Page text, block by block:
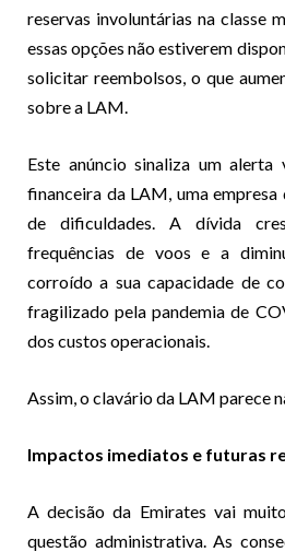
reservas involuntárias na classe
essas opções não estiverem
solicitar reembolsos, o que
sobre a LAM.
Este anúncio sinaliza um alerta
financeira da LAM, uma empresa
de dificuldades. A dívida
frequências de voos e a
corroído a sua capacidade de
fragilizado pela pandemia de
dos custos operacionais.
Assim, o clavário da LAM parece
Impactos imediatos e futuras
A decisão da Emirates vai
questão administrativa. As